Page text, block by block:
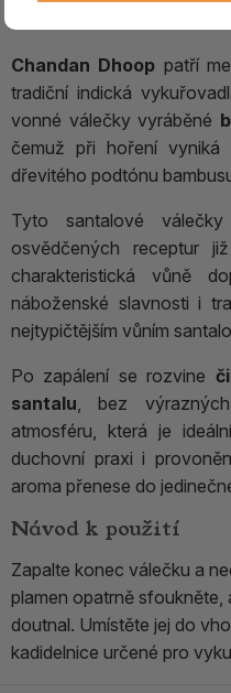
Chandan Dhoop patří
tradiční indická
vonné válečky vyráběné
čemuž při hoření
dřevitého podtónu
Tyto santalové
osvědčených receptur
charakteristická vůně
náboženské slavnosti i
nejtypičtějším vůním
Po zapálení se rozvine
santalu, bez
atmosféru, která je
duchovní praxi i
aroma přenese do
Návod k použití
Zapalte konec válečku a
plamen opatrně
doutnal. Umístěte jej do
kadidelnice určené pro